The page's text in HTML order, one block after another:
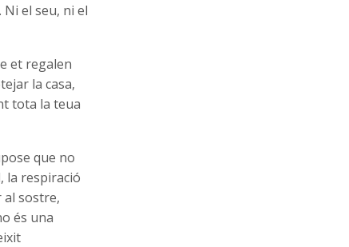
el seu, ni el
et regalen
la casa,
tota la teua
que no
la respiració
al sostre,
és una